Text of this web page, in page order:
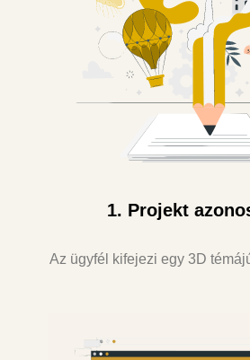
1. Projekt
Az ügyfél kifejezi egy 3D